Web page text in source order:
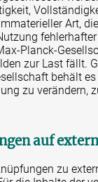
Art,
Planck-
zur Last fällt.
behält
zu verändern,
auf
zu